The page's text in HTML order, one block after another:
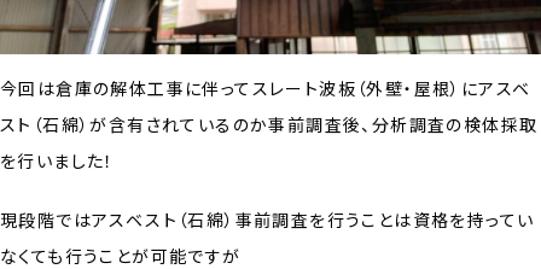
今回は倉庫の解体工事に伴ってスレート波板（外壁・屋根）にアスベ
スト（石綿）が含有されているのか事前調査後、分析調査の検体採取
を行いました！
現段階ではアスベスト（石綿）事前調査を行うことは資格を持ってい
なくても行うことが可能ですが